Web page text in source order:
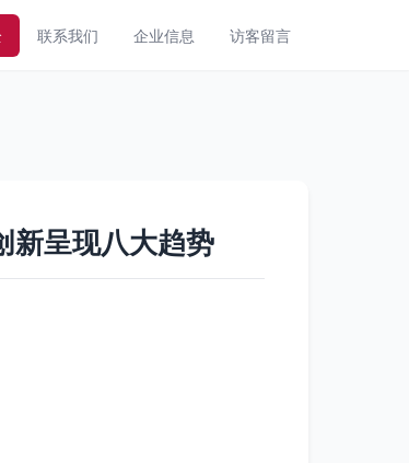
联系我们 企业信息 访客留言
新呈现八大趋势